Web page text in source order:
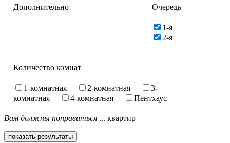
Дополнительно Очередь
1-я
2-я
Количество комнат
1-комнатная 2-комнатная
3-
комнатная
4-комнатная Пентхаус
Вам должны понравиться ... квартир